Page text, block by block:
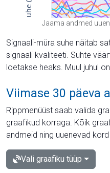
Jaama andmed
Signaali-müra suhe näitab
signaali kvaliteeti. Suhte
loetakse heaks. Muul juhul
Viimase 30 päeva
Rippmenüüst saab valida
graafikud korraga. Kõik
andmeid ning uuenevad kord
Vali graafiku tüüp